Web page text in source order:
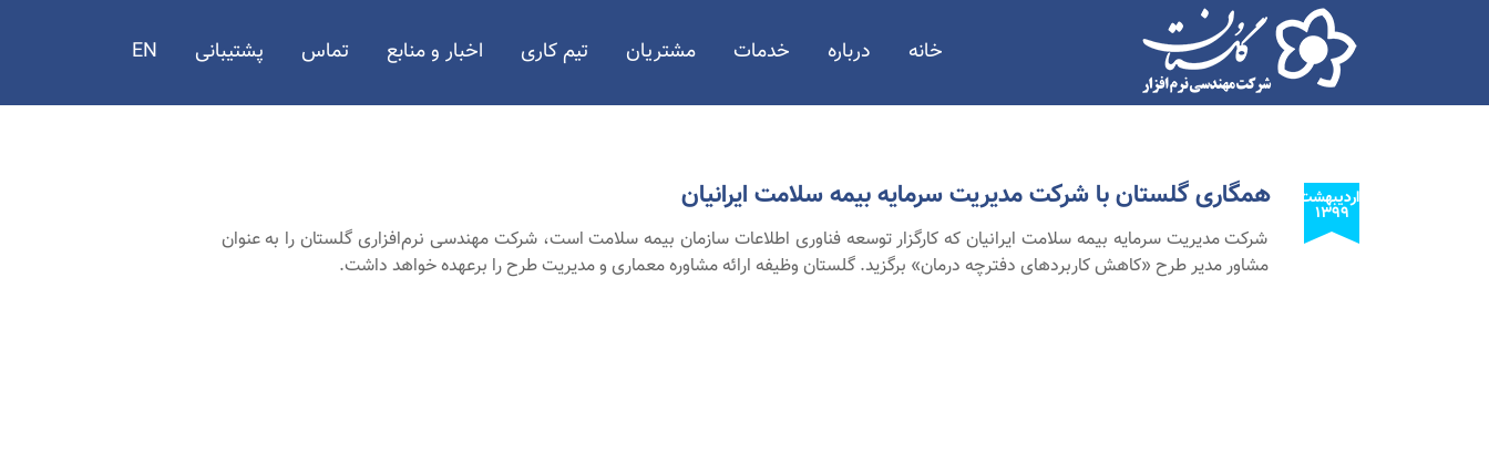
خانه درباره خدمات مشتریان تیم کاری اخبار و منابع تماس پشتیبانی EN
اردیبهشت
۱۳۹۹ همگاری گلستان با شرکت مدیریت سرمایه بیمه سلامت ایرانیان
شرکت مدیریت سرمایه بیمه سلامت ایرانیان که کارگزار توسعه فناوری اطلاعات سازمان بیمه سلامت است، شرکت مهندسی نرم‌افزاری گلستان را به عنوان
مشاور مدیر طرح «کاهش کاربردهای دفترچه درمان» برگزید. گلستان وظیفه ارائه مشاوره معماری و مدیریت طرح را برعهده خواهد داشت.